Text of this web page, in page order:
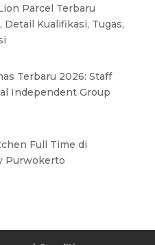
Parcel Terbaru
Kualifikasi, Tugas,
Terbaru 2026: Staff
Independent Group
Full Time di
Purwokerto